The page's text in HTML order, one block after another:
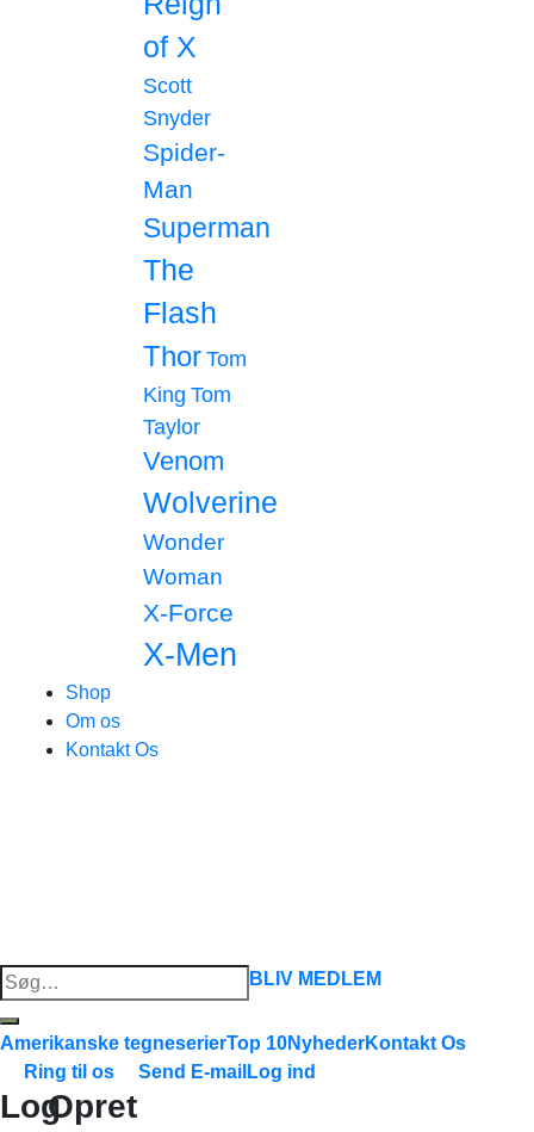
of X
Scott
Snyder
Spider-
Man
Superman
The
Flash
Thor Tom
King Tom
Taylor
Venom
Wolverine
Wonder
Woman
X-Force
X-Men
Shop
Om os
Kontakt Os
Søg
efter:
BLIV MEDLEM
Amerikanske tegneserierTop 10NyhederKontakt Os
Ring til os
Send E-mail Log ind
LogOpret